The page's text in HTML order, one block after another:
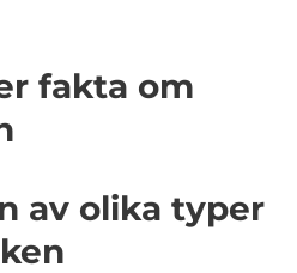
fakta om
av olika typer